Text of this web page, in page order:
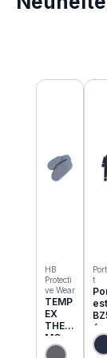
HB
Protecti
ve Wear
TEMP
EX
THER
MO
Einzie
t
est
6
c